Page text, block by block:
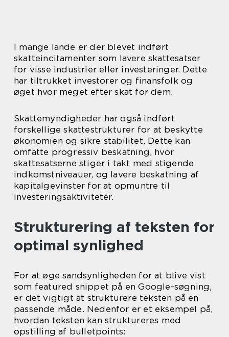
I mange lande er der blevet indført
skatteincitamenter som lavere skattesatser
for visse industrier eller investeringer. Dette
har tiltrukket investorer og finansfolk og
øget hvor meget efter skat for dem.
Skattemyndigheder har også indført
forskellige skattestrukturer for at beskytte
økonomien og sikre stabilitet. Dette kan
omfatte progressiv beskatning, hvor
skattesatserne stiger i takt med stigende
indkomstniveauer, og lavere beskatning af
kapitalgevinster for at opmuntre til
investeringsaktiviteter.
Strukturering af teksten for
optimal synlighed
For at øge sandsynligheden for at blive vist
som featured snippet på en Google-søgning,
er det vigtigt at strukturere teksten på en
passende måde. Nedenfor er et eksempel på,
hvordan teksten kan struktureres med
opstilling af bulletpoints: